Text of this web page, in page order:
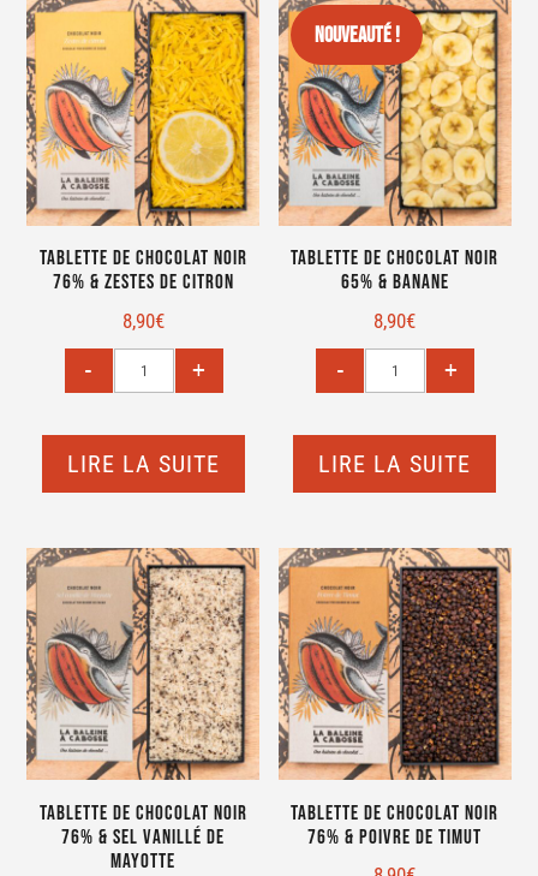
Tablette de chocolat noir
76% & zestes de citron
8,90€
LIRE LA SUITE
Nouveauté !
Tablette de chocolat noir
65% & banane
8,90€
LIRE LA SUITE
Tablette de chocolat noir
76% & sel vanillé de
Mayotte
Tablette de chocolat noir
76% & poivre de Timut